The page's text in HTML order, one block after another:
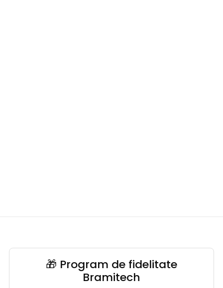
🎁 Program de fidelitate
Bramitech